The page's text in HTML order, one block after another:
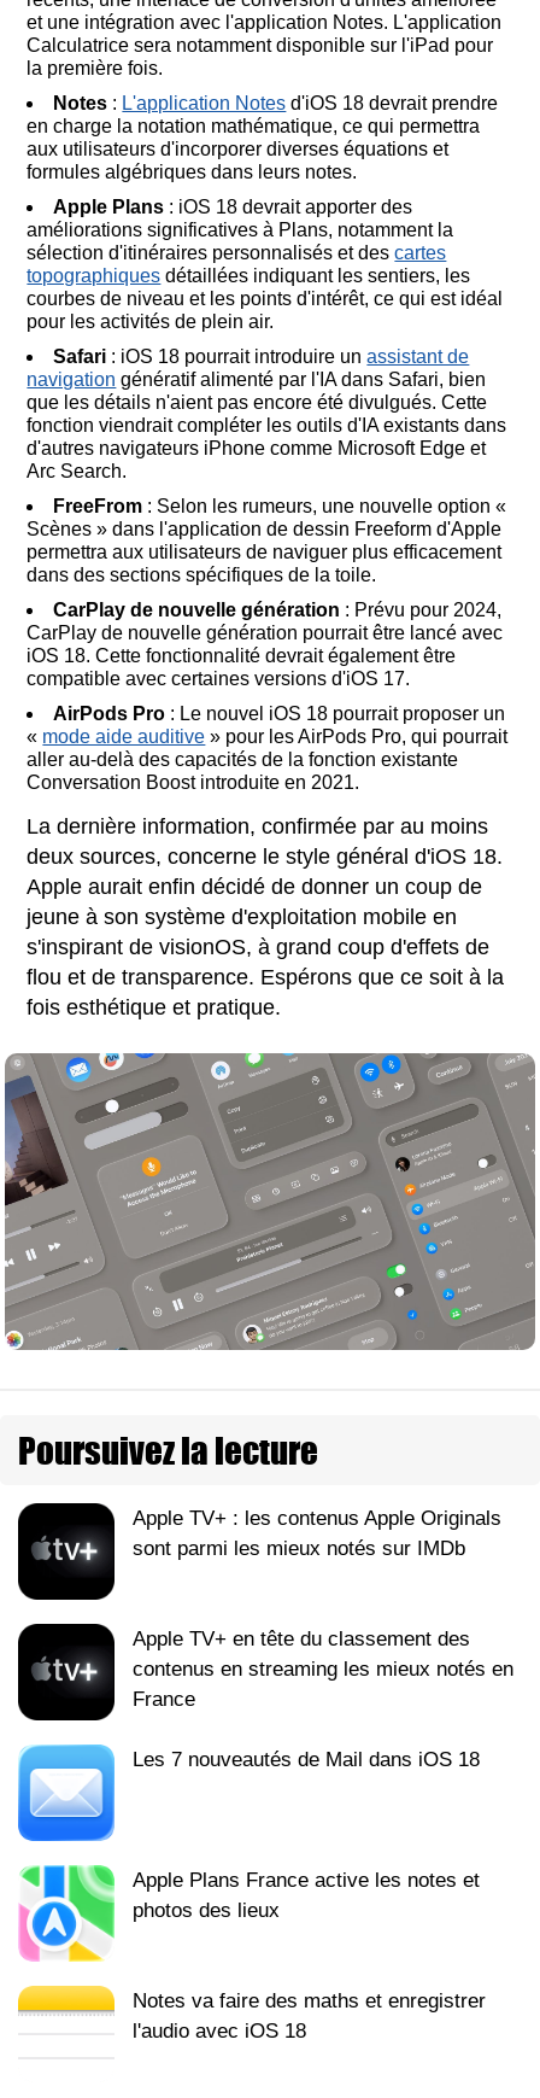
et une intégration avec l'application Notes. L'application
Calculatrice sera notamment disponible sur l'iPad pour
la première fois.
Notes : L'application Notes d'iOS 18 devrait prendre
en charge la notation mathématique, ce qui permettra
aux utilisateurs d'incorporer diverses équations et
formules algébriques dans leurs notes.
Apple Plans : iOS 18 devrait apporter des
améliorations significatives à Plans, notamment la
sélection d'itinéraires personnalisés et descartes
topographiques détaillées indiquant les sentiers, les
courbes de niveau et les points d'intérêt, ce qui est idéal
pour les activités de plein air.
Safari : iOS 18 pourrait introduire unassistant de
navigation génératif alimenté par l'IA dans Safari, bien
que les détails n'aient pas encore été divulgués. Cette
fonction viendrait compléter les outils d'IA existants dans
d'autres navigateurs iPhone comme Microsoft Edge et
Arc Search.
FreeFrom : Selon les rumeurs, une nouvelle option «
Scènes » dans l'application de dessin Freeform d'Apple
permettra aux utilisateurs de naviguer plus efficacement
dans des sections spécifiques de la toile.
CarPlay de nouvelle génération : Prévu pour 2024,
CarPlay de nouvelle génération pourrait être lancé avec
iOS 18. Cette fonctionnalité devrait également être
compatible avec certaines versions d'iOS 17.
AirPods Pro : Le nouvel iOS 18 pourrait proposer un
« mode aide auditive » pour les AirPods Pro, qui pourrait
aller au-delà des capacités de la fonction existante
Conversation Boost introduite en 2021.
La dernière information, confirmée par au moins
deux sources, concerne le style général d'iOS 18.
Apple aurait enfin décidé de donner un coup de
jeune à son système d'exploitation mobile en
s'inspirant de visionOS, à grand coup d'effets de
flou et de transparence. Espérons que ce soit à la
fois esthétique et pratique.
Poursuivez la lecture
Apple TV+ : les contenus Apple Originals
sont parmi les mieux notés sur IMDb
Apple TV+ en tête du classement des
contenus en streaming les mieux notés en
France
Les 7 nouveautés de Mail dans iOS 18
Apple Plans France active les notes et
photos des lieux
Notes va faire des maths et enregistrer
l'audio avec iOS 18